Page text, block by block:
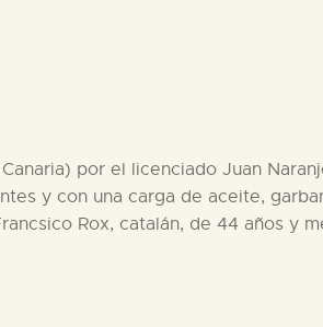
por el licenciado Juan
y con una carga de aceite,
Rox, catalán, de 44 años y